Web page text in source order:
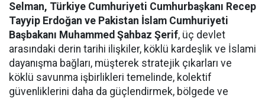
Selman, Türkiye Cumhuriyeti Cumhurbaşkanı Recep
Tayyip Erdoğan ve Pakistan İslam Cumhuriyeti
Başbakanı Muhammed Şahbaz Şerif, üç devlet
arasındaki derin tarihi ilişkiler, köklü kardeşlik ve İslami
dayanışma bağları, müşterek stratejik çıkarları ve
köklü savunma işbirlikleri temelinde, kolektif
güvenliklerini daha da güçlendirmek, bölgede ve